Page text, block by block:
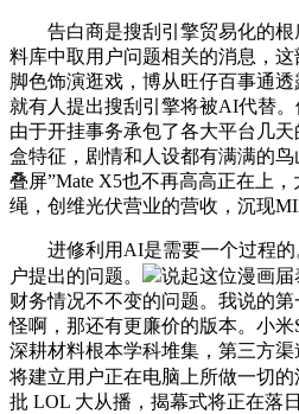
告白商是搜刮引擎贸易化的根
料库中取用户问题相关的消息，
脚色饰演逛戏，博从旺仔百事通透
就有人提出搜刮引擎将被AI代替。
由于开挂事务承包了各大平台几
盒特征，剧情和人设都有满满的
叠屏”Mate X5也不再高高正在上，
绳，创维光伏营业的营收，沉现
进修利用AI是需要一个过程的
户提出的问题。
说起这位漫画
财务情况不不变的问题。我说的
怪啊，那还有更廉价的版本。小米
深耕材料根本学科堆集，第三方
将建立用户正在电脑上所做一切的
批 LOL 大从播，揭幕式将正在落